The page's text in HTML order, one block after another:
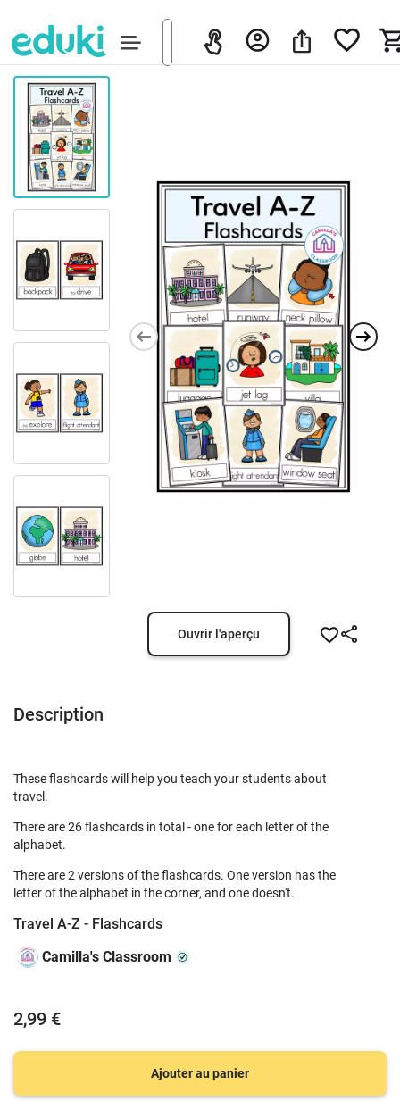
Ouvrir l'aperçu
Description
These flashcards will help you teach your students about
travel.
There are 26 flashcards in total - one for each letter of the
alphabet.
There are 2 versions of the flashcards. One version has the
letter of the alphabet in the corner, and one doesn't.
Travel A-Z - Flashcards
Camilla's Classroom
2,99 €
Ajouter au panier